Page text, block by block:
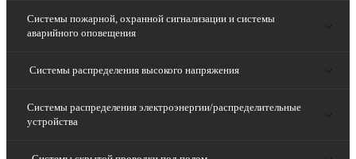
Системы пожарной, охранной сигнализации и системы
аварийного оповещения
Системы распределения высокого напряжения
Системы распределения электроэнергии/распределительные
устройства